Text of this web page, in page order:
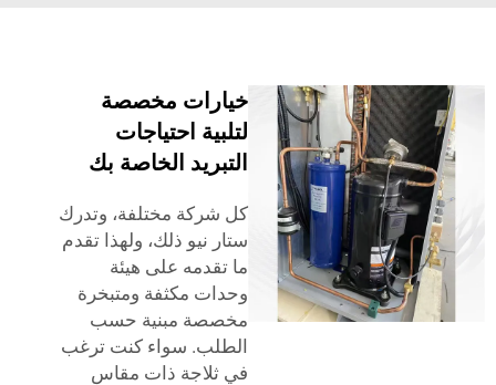
خيارات مخصصة
لتلبية احتياجات
التبريد الخاصة بك
كل شركة مختلفة، وتدرك
ستار نيو ذلك، ولهذا تقدم
ما تقدمه على هيئة
وحدات مكثفة ومتبخرة
مخصصة مبنية حسب
الطلب. سواء كنت ترغب
في ثلاجة ذات مقاس